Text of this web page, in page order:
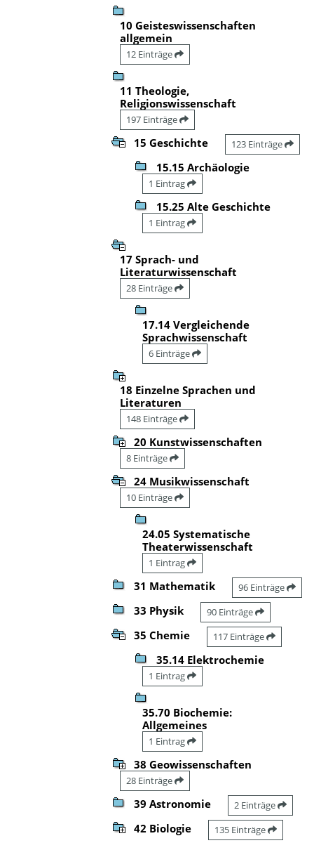
10 Geisteswissenschaften
allgemein
12 Einträge
11 Theologie,
Religionswissenschaft
197 Einträge
15 Geschichte 123 Einträge
15.15 Archäologie
1 Eintrag
15.25 Alte Geschichte
1 Eintrag
17 Sprach- und
Literaturwissenschaft
28 Einträge
17.14 Vergleichende
Sprachwissenschaft
6 Einträge
18 Einzelne Sprachen und
Literaturen
148 Einträge
20 Kunstwissenschaften
8 Einträge
24 Musikwissenschaft
10 Einträge
24.05 Systematische
Theaterwissenschaft
1 Eintrag
31 Mathematik 96 Einträge
33 Physik 90 Einträge
35 Chemie 117 Einträge
35.14 Elektrochemie
1 Eintrag
35.70 Biochemie:
Allgemeines
1 Eintrag
38 Geowissenschaften
28 Einträge
39 Astronomie 2 Einträge
42 Biologie 135 Einträge